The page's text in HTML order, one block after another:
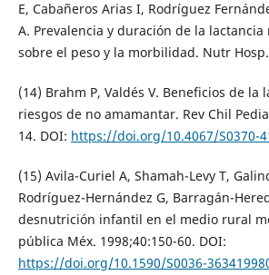
E, Cabañeros Arias I, Rodríguez
A. Prevalencia y duración de la
sobre el peso y la morbilidad. Nutr
(14) Brahm P, Valdés V. Beneficios de la
riesgos de no amamantar. Rev Chil
14. DOI: https://doi.org/10.4067/S0370-
(15) Avila-Curiel A, Shamah-Levy T,
Rodríguez-Hernández G, Barragán-
desnutrición infantil en el medio rural
pública Méx. 1998;40:150-60. DOI:
https://doi.org/10.1590/S0036-